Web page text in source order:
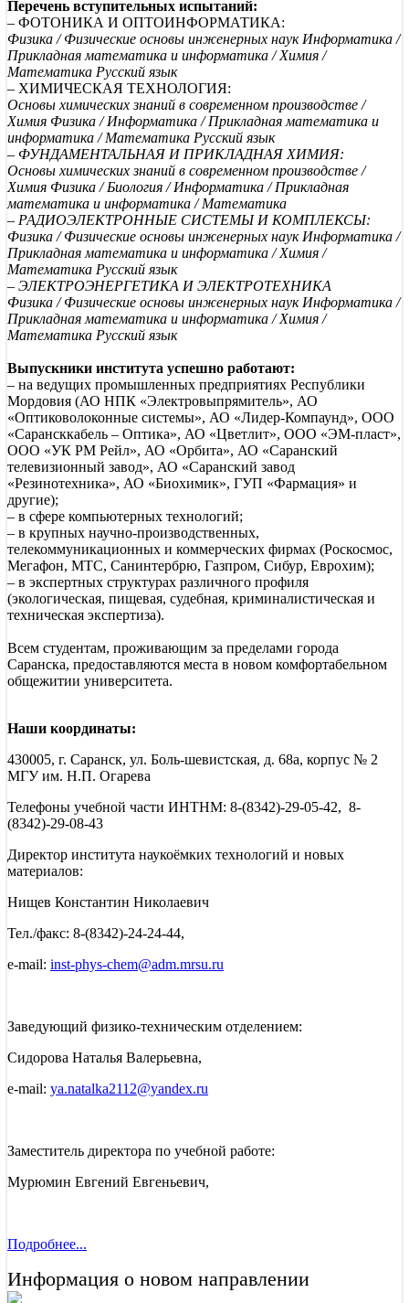
Перечень вступительных испытаний:
– ФОТОНИКА И ОПТОИНФОРМАТИКА:
Физика / Физические основы инженерных наук Информатика /
Прикладная математика и информатика / Химия /
Математика Русский язык
– ХИМИЧЕСКАЯ ТЕХНОЛОГИЯ:
Основы химических знаний в современном производстве /
Химия Физика / Информатика / Прикладная математика и
информатика / Математика Русский язык
– ФУНДАМЕНТАЛЬНАЯ И ПРИКЛАДНАЯ ХИМИЯ:
Основы химических знаний в современном производстве /
Химия Физика / Биология / Информатика / Прикладная
математика и информатика / Математика
– РАДИОЭЛЕКТРОННЫЕ СИСТЕМЫ И КОМПЛЕКСЫ:
Физика / Физические основы инженерных наук Информатика /
Прикладная математика и информатика / Химия /
Математика Русский язык
– ЭЛЕКТРОЭНЕРГЕТИКА И ЭЛЕКТРОТЕХНИКА
Физика / Физические основы инженерных наук Информатика /
Прикладная математика и информатика / Химия /
Математика Русский язык
Выпускники института успешно работают:
– на ведущих промышленных предприятиях Республики
Мордовия (АО НПК «Электровыпрямитель», АО
«Оптиковолоконные системы», АО «Лидер-Компаунд», ООО
«Сарансккабель – Оптика», АО «Цветлит», ООО «ЭМ-пласт»,
ООО «УК РМ Рейл», АО «Орбита», АО «Саранский
телевизионный завод», АО «Саранский завод
«Резинотехника», АО «Биохимик», ГУП «Фармация» и
другие);
– в сфере компьютерных технологий;
– в крупных научно-производственных,
телекоммуникационных и коммерческих фирмах (Роскосмос,
Мегафон, МТС, Санинтербрю, Газпром, Сибур, Еврохим);
– в экспертных структурах различного профиля
(экологическая, пищевая, судебная, криминалистическая и
техническая экспертиза).
Всем студентам, проживающим за пределами города
Саранска, предоставляются места в новом комфортабельном
общежитии университета.
Наши координаты:
430005, г. Саранск, ул. Боль-шевистская, д. 68a, корпус № 2
МГУ им. Н.П. Огарева
Телефоны учебной части ИНТНМ: 8-(8342)-29-05-42, 8-
(8342)-29-08-43
Директор института наукоёмких технологий и новых
материалов:
Нищев Константин Николаевич
Тел./факс: 8-(8342)-24-24-44,
e-mail: inst-phys-chem@adm.mrsu.ru
Заведующий физико-техническим отделением:
Сидорова Наталья Валерьевна,
e-mail: ya.natalka2112@yandex.ru
Заместитель директора по учебной работе:
Мурюмин Евгений Евгеньевич,
Подробнее...
Информация о новом направлении